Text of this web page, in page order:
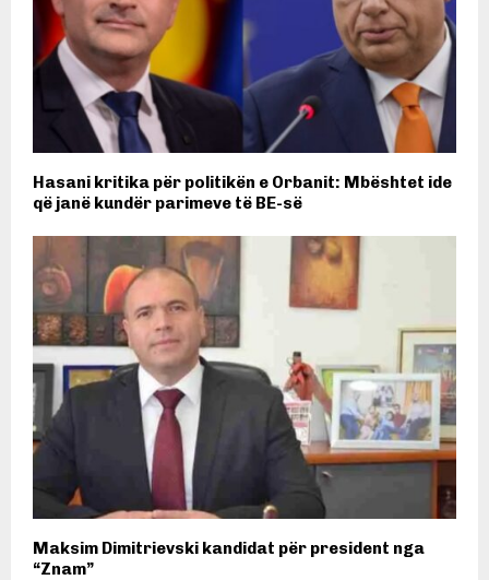
Hasani kritika për politikën e Orbanit: Mbështet ide
që janë kundër parimeve të BE-së
Maksim Dimitrievski kandidat për president nga
“Znam”